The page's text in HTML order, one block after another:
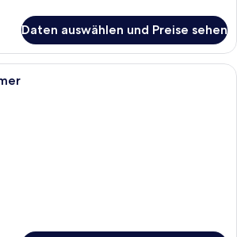
Daten auswählen und Preise sehen
Ein Hotelzimmer mit Bett,